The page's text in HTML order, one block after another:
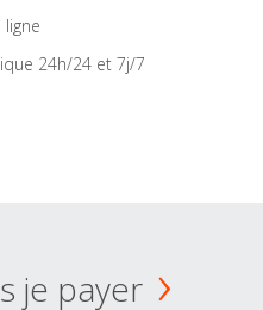
24h/24 et 7j/7
je payer